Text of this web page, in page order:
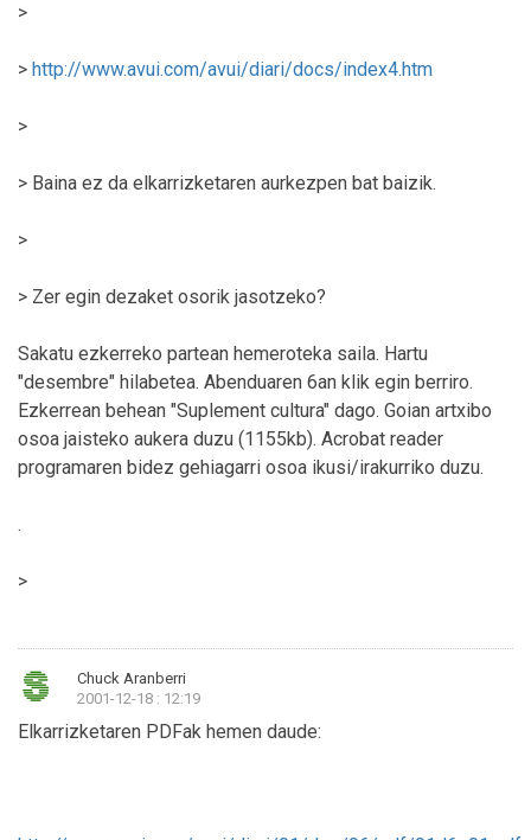
>
> http://www.avui.com/avui/diari/docs/index4.htm
>
> Baina ez da elkarrizketaren aurkezpen bat baizik.
>
> Zer egin dezaket osorik jasotzeko?
Sakatu ezkerreko partean hemeroteka saila. Hartu
"desembre" hilabetea. Abenduaren 6an klik egin berriro.
Ezkerrean behean "Suplement cultura" dago. Goian artxibo
osoa jaisteko aukera duzu (1155kb). Acrobat reader
programaren bidez gehiagarri osoa ikusi/irakurriko duzu.
.
>
Chuck Aranberri
2001-12-18 : 12:19
Elkarrizketaren PDFak hemen daude: